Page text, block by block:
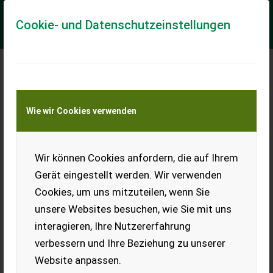
Cookie- und Datenschutzeinstellungen
Wie wir Cookies verwenden
Wir können Cookies anfordern, die auf Ihrem
Gerät eingestellt werden. Wir verwenden
Cookies, um uns mitzuteilen, wenn Sie
unsere Websites besuchen, wie Sie mit uns
interagieren, Ihre Nutzererfahrung
verbessern und Ihre Beziehung zu unserer
Website anpassen.
Meine Transportkostenanfrage
Transport von Land- und Baumaschinen –
KEINE Tiertransporte
Yamaha S350 Oldtimer
Ski-Doo
Gebrauchter Oldtimer Ski-
Doo, voll funktionsfähig. Bj.
ca. zwischen 1965-1970.
Vergaser neue Membrane.
Läuft perfekt.